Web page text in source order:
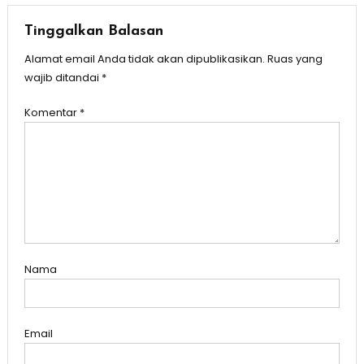
Tinggalkan Balasan
Alamat email Anda tidak akan dipublikasikan. Ruas yang
wajib ditandai *
Komentar *
Nama
Email